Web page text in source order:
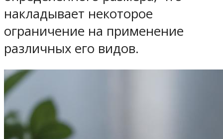
накладывает некоторое
ограничение на применение
различных его видов.